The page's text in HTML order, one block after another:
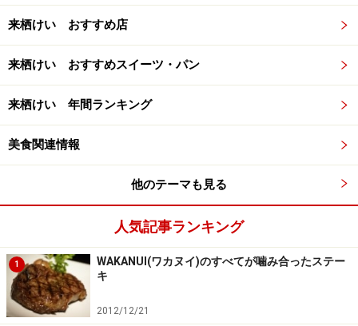
来栖けい おすすめ店
来栖けい おすすめスイーツ・パン
来栖けい 年間ランキング
美食関連情報
他のテーマも見る
人気記事ランキング
1
WAKANUI(ワカヌイ)のすべてが噛み合ったステー
キ
2012/12/21